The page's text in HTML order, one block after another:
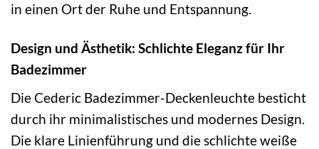
in einen Ort der Ruhe und Entspannung.
Design und Ästhetik: Schlichte Eleganz für Ihr
Badezimmer
Die Cederic Badezimmer-Deckenleuchte besticht
durch ihr minimalistisches und modernes Design.
Die klare Linienführung und die schlichte weiße